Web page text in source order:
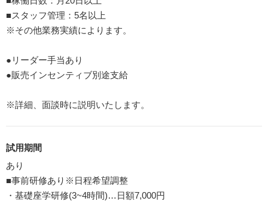
■スタッフ管理：5名以上
※その他業務実績によります。
●リーダー手当あり
●販売インセンティブ別途支給
※詳細、面談時に説明いたします。
試用期間
あり
■事前研修あり※日程希望調整
・基礎座学研修(3~4時間)…日額7,000円